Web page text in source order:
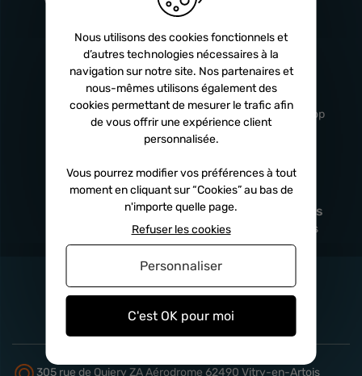
Livraison
rapide
Sous 24h à 48h
Service client
professionnel
De 8h à 17h Non-stop
Satisfait
remboursé
Paiement en
x3 fois
Sécurisé, sans frais
305 rue de Quiery ZA Aérodrome 62490 Vitry-en-Artois
Nous utilisons des cookies fonctionnels et
d’autres technologies nécessaires à la
navigation sur notre site. Nos partenaires et
nous-mêmes utilisons également des
cookies permettant de mesurer le trafic afin
de vous offrir une expérience client
personnalisée.
Vous pourrez modifier vos préférences à tout
moment en cliquant sur “Cookies” au bas de
n'importe quelle page.
C'est OK pour moi
Refuser les cookies
Personnaliser